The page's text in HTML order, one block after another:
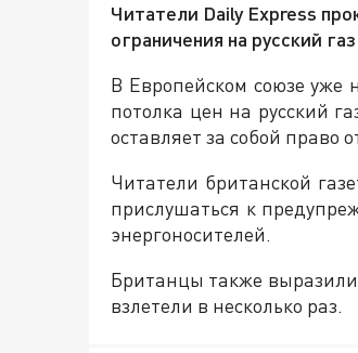
Читатели Daily Express
ограничения на русский газ
В Европейском союзе уже
потолка цен на русский
оставляет за собой право
Читатели британской
прислушаться к
энергоносителей.
Британцы также
взлетели в несколько раз.